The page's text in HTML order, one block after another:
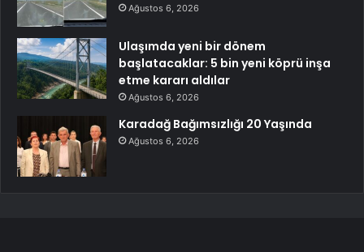
Ağustos 6, 2026
Ulaşımda yeni bir dönem
başlatacaklar: 5 bin yeni köprü inşa
etme kararı aldılar
Ağustos 6, 2026
Karadağ Bağımsızlığı 20 Yaşında
Ağustos 6, 2026